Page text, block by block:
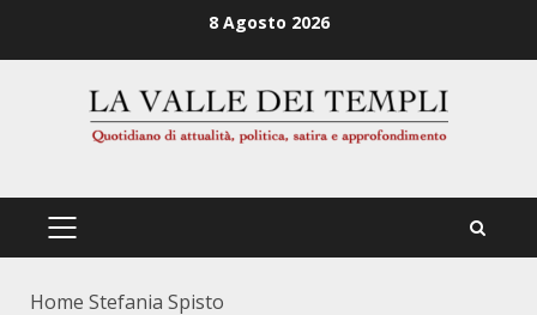
8 Agosto 2026
PRIMÄRES
Home Stefania Spisto